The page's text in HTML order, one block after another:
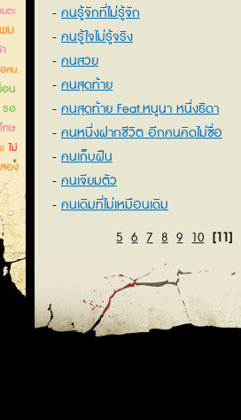
ตะ
บ
คน
อน
รอ
ทษ
ไม่
อง
คนรู้จักที่ไม่รู้จัก
คนรู้ใจไม่รู้จริง
คนสวย
คนสุดท้าย
คนสุดท้าย Feat.หนูนา หนึ่งธิดา
คนหนึ่งฝากชีวิต อีกคนคิดไม่ซื่อ
คนเก็บฝืน
คนเจียมตัว
คนเดิมที่ไม่เหมือนเดิม
5 6 7 8 9 10 [11]